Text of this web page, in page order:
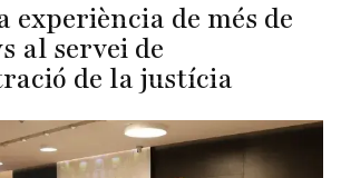
experiència de més de
al servei de
de la justícia